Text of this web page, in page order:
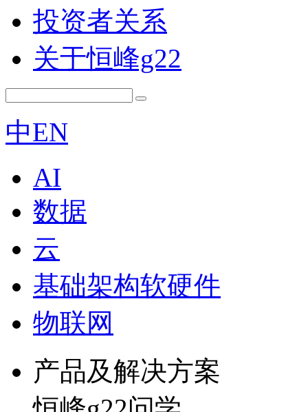
投资者关系
关于恒峰g22
中EN
AI
数据
云
基础架构软硬件
物联网
产品及解决方案